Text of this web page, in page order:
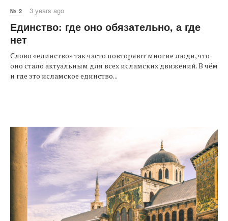
№ 2 3 years ago
Единство: где оно обязательно, а где
нет
Слово «единство» так часто повторяют многие люди, что
оно стало актуальным для всех исламских движений. В чём
и где это исламское единство...